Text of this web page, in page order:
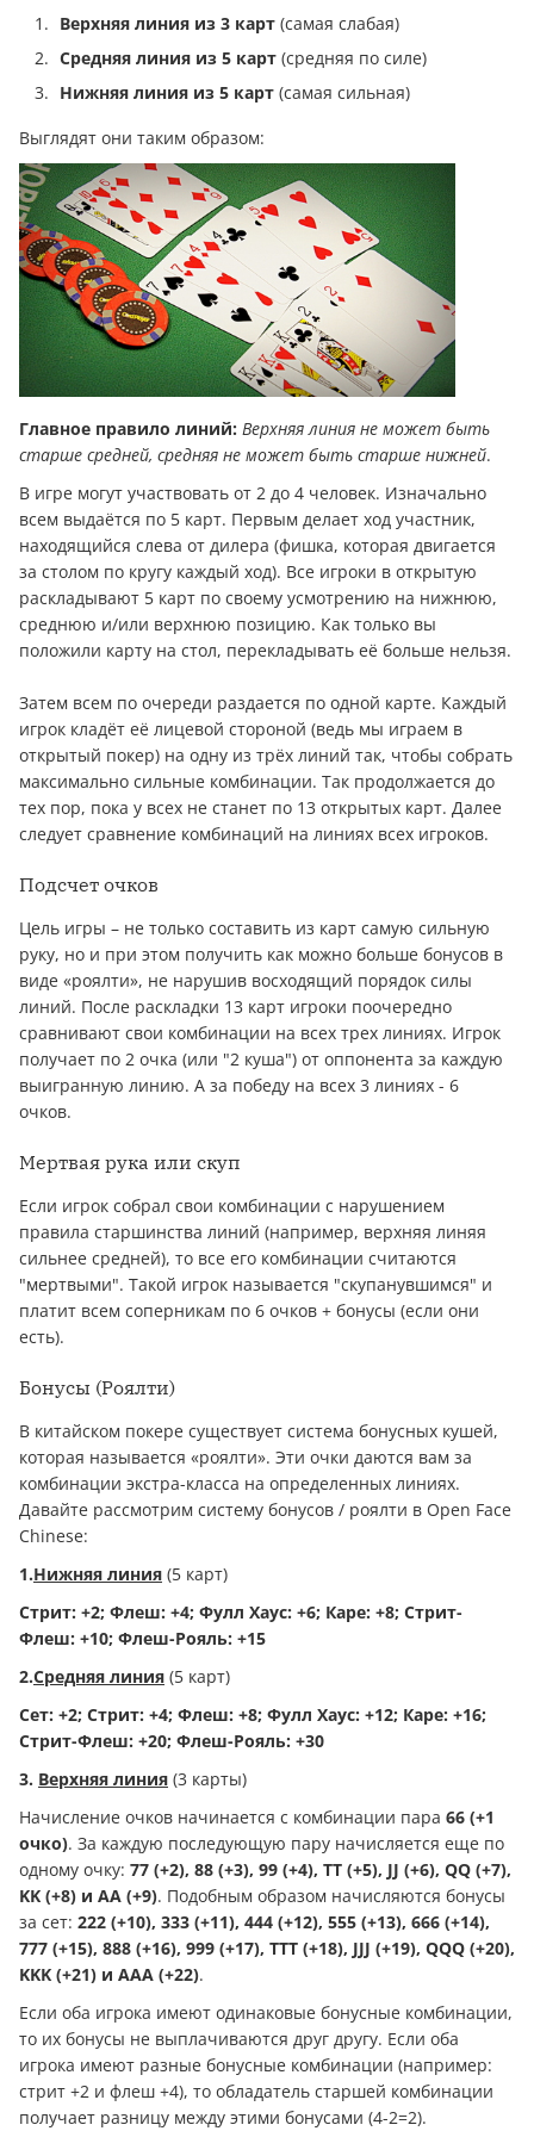
Верхняя линия из 3 карт (самая слабая)
Средняя линия из 5 карт (средняя по силе)
Нижняя линия из 5 карт (самая сильная)
Выглядят они таким образом:
Главное правило линий: Верхняя линия не может быть
старше средней, средняя не может быть старше нижней.
В игре могут участвовать от 2 до 4 человек. Изначально
всем выдаётся по 5 карт. Первым делает ход участник,
находящийся слева от дилера (фишка, которая двигается
за столом по кругу каждый ход). Все игроки в открытую
раскладывают 5 карт по своему усмотрению на нижнюю,
среднюю и/или верхнюю позицию. Как только вы
положили карту на стол, перекладывать её больше нельзя.
Затем всем по очереди раздается по одной карте. Каждый
игрок кладёт её лицевой стороной (ведь мы играем в
открытый покер) на одну из трёх линий так, чтобы собрать
максимально сильные комбинации. Так продолжается до
тех пор, пока у всех не станет по 13 открытых карт. Далее
следует сравнение комбинаций на линиях всех игроков.
Подсчет очков
Цель игры – не только составить из карт самую сильную
руку, но и при этом получить как можно больше бонусов в
виде «роялти», не нарушив восходящий порядок силы
линий. После раскладки 13 карт игроки поочередно
сравнивают свои комбинации на всех трех линиях. Игрок
получает по 2 очка (или "2 куша") от оппонента за каждую
выигранную линию. А за победу на всех 3 линиях - 6
очков.
Мертвая рука или скуп
Если игрок собрал свои комбинации с нарушением
правила старшинства линий (например, верхняя линяя
сильнее средней), то все его комбинации считаются
"мертвыми". Такой игрок называется "скупанувшимся" и
платит всем соперникам по 6 очков + бонусы (если они
есть).
Бонусы (Роялти)
В китайском покере существует система бонусных кушей,
которая называется «роялти». Эти очки даются вам за
комбинации экстра-класса на определенных линиях.
Давайте рассмотрим систему бонусов / роялти в Open Face
Chinese:
1.Нижняя линия (5 карт)
Стрит: +2; Флеш: +4; Фулл Хаус: +6; Каре: +8; Стрит-
Флеш: +10; Флеш-Рояль: +15
2.Средняя линия (5 карт)
Сет: +2; Стрит: +4; Флеш: +8; Фулл Хаус: +12; Каре: +16;
Стрит-Флеш: +20; Флеш-Рояль: +30
3. Верхняя линия (3 карты)
Начисление очков начинается с комбинации пара 66 (+1
очко). За каждую последующую пару начисляется еще по
одному очку: 77 (+2), 88 (+3), 99 (+4), ТТ (+5), JJ (+6), QQ (+7),
KK (+8) и АА (+9). Подобным образом начисляются бонусы
за сет: 222 (+10), 333 (+11), 444 (+12), 555 (+13), 666 (+14),
777 (+15), 888 (+16), 999 (+17), ТТТ (+18), JJJ (+19), QQQ (+20),
KKK (+21) и AAA (+22).
Если оба игрока имеют одинаковые бонусные комбинации,
то их бонусы не выплачиваются друг другу. Если оба
игрока имеют разные бонусные комбинации (например:
стрит +2 и флеш +4), то обладатель старшей комбинации
получает разницу между этими бонусами (4-2=2).